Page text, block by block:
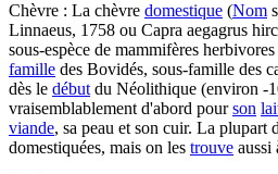
Chèvre : La chèvre domestique (Nom
Linnaeus, 1758 ou Capra aegagrus
sous-espèce de mammifères
famille des Bovidés, sous-famille des
dès le début du Néolithique (environ -
vraisemblablement d'abord pourson
viande, sa peau et son cuir. La plupart
domestiquées, mais on les trouve aussi